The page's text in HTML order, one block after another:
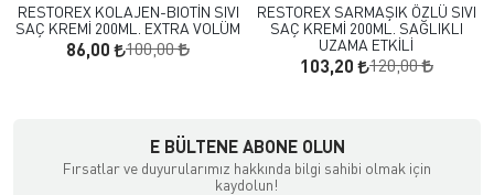
RESTOREX KOLAJEN-BIOTİN SIVI
SAÇ KREMİ 200ML. EXTRA VOLÜM
86,00 100,00
RESTOREX SARMAŞIK ÖZLÜ SIVI
SAÇ KREMİ 200ML. SAĞLIKLI
UZAMA ETKİLİ
103,20 120,00
E BÜLTENE ABONE OLUN
Fırsatlar ve duyurularımız hakkında bilgi sahibi olmak için
kaydolun!